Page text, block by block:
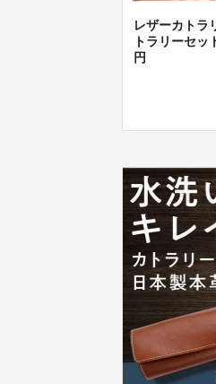
レザーカトラ
トラリーセ
円